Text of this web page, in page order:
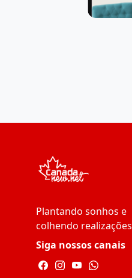
Plantando sonhos e
colhendo realizações
Siga nossos canais